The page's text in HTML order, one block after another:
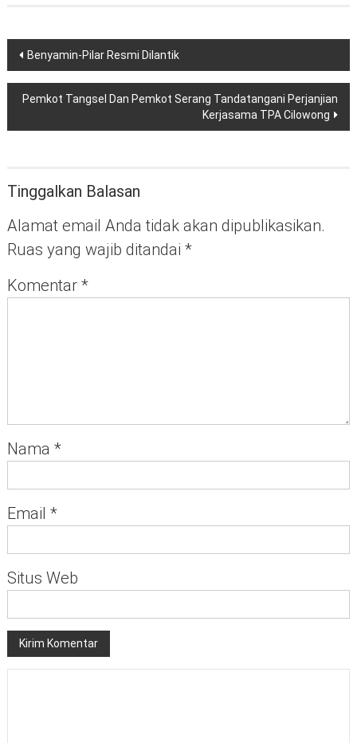
Navigasi
pos
Benyamin-Pilar Resmi Dilantik
Pemkot Tangsel Dan Pemkot Serang Tandatangani Perjanjian
Kerjasama TPA Cilowong
Tinggalkan Balasan
Alamat email Anda tidak akan dipublikasikan.
Ruas yang wajib ditandai *
Komentar *
Nama *
Email *
Situs Web